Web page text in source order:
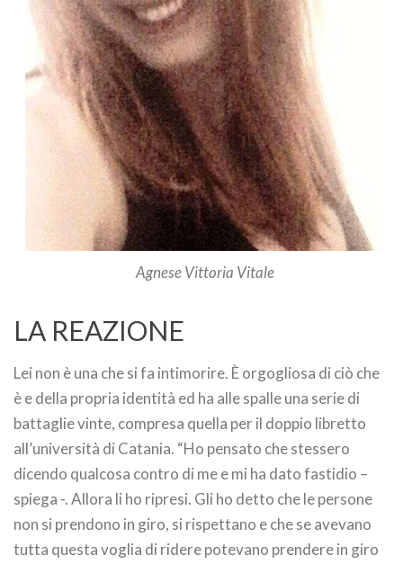
Agnese Vittoria Vitale
LA REAZIONE
Lei non è una che si fa intimorire. È orgogliosa di ciò che
è e della propria identità ed ha alle spalle una serie di
battaglie vinte, compresa quella per il doppio libretto
all’università di Catania. “Ho pensato che stessero
dicendo qualcosa contro di me e mi ha dato fastidio –
spiega -. Allora li ho ripresi. Gli ho detto che le persone
non si prendono in giro, si rispettano e che se avevano
tutta questa voglia di ridere potevano prendere in giro